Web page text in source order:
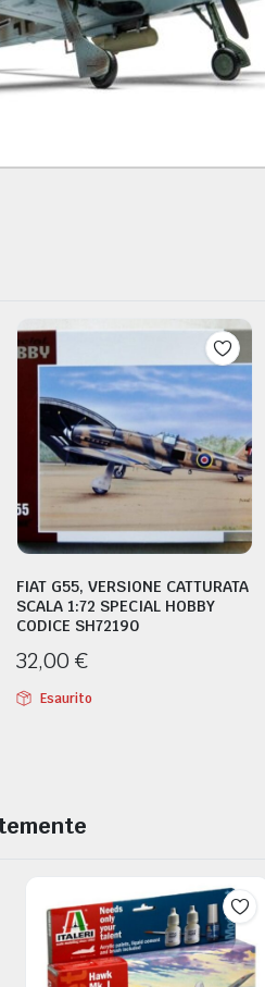
FIAT G55, VERSIONE CATTURATA
SCALA 1:72 SPECIAL HOBBY
CODICE SH72190
32,00 €
Esaurito